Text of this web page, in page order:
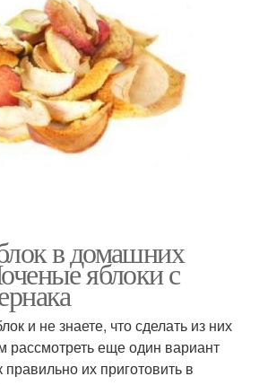
в домашних
яблоки с
и не знаете, что сделать из них
рассмотреть еще один вариант
их приготовить в